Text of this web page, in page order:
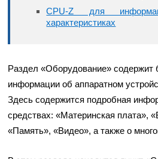
CPU-Z для
характеристиках
Раздел «Оборудование» содержит
информации об аппаратном
Здесь содержится подробная
средствах: «Материнская плата»,
«Память», «Видео», а также о